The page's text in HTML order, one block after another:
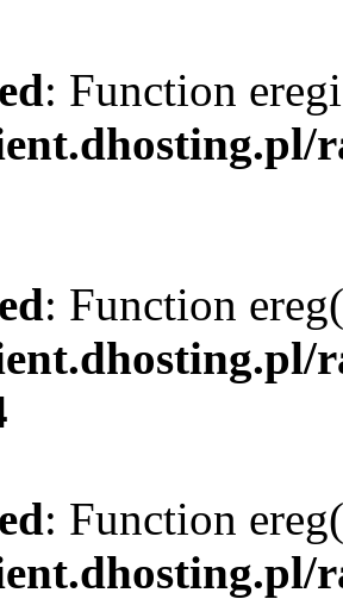
: Function
: Function
: Function